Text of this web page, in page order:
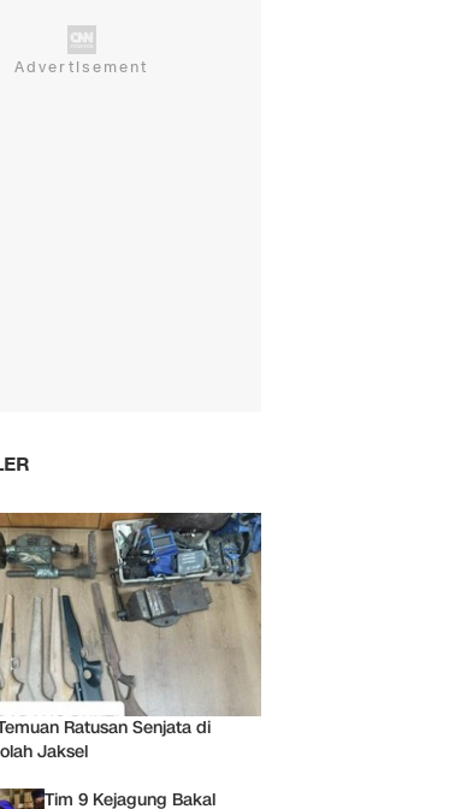
Ratusan Senjata di
Jaksel
Tim 9 Kejagung Bakal